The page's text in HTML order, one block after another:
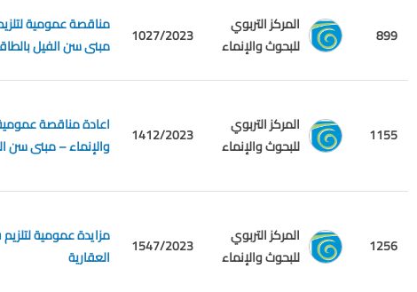
899
المركز التربوي
للبحوث والإنماء
1027/2023
مناقصة عمومية
مبنى سن الفيل
1155
المركز التربوي
للبحوث والإنماء
1412/2023
اعادة مناقصة عمومية
والإنماء – مبنى سن
1256
المركز التربوي
للبحوث والإنماء
1547/2023
العقارية